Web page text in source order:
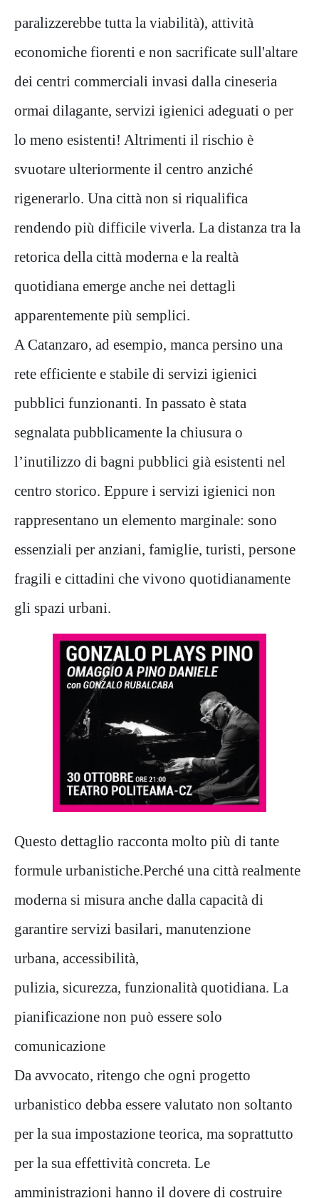
paralizzerebbe tutta la viabilità), attività
economiche fiorenti e non sacrificate sull'altare
dei centri commerciali invasi dalla cineseria
ormai dilagante, servizi igienici adeguati o per
lo meno esistenti! Altrimenti il rischio è
svuotare ulteriormente il centro anziché
rigenerarlo. Una città non si riqualifica
rendendo più difficile viverla. La distanza tra la
retorica della città moderna e la realtà
quotidiana emerge anche nei dettagli
apparentemente più semplici.
A Catanzaro, ad esempio, manca persino una
rete efficiente e stabile di servizi igienici
pubblici funzionanti. In passato è stata
segnalata pubblicamente la chiusura o
l’inutilizzo di bagni pubblici già esistenti nel
centro storico. Eppure i servizi igienici non
rappresentano un elemento marginale: sono
essenziali per anziani, famiglie, turisti, persone
fragili e cittadini che vivono quotidianamente
gli spazi urbani.
Questo dettaglio racconta molto più di tante
formule urbanistiche.Perché una città realmente
moderna si misura anche dalla capacità di
garantire servizi basilari, manutenzione
urbana, accessibilità,
pulizia, sicurezza, funzionalità quotidiana. La
pianificazione non può essere solo
comunicazione
Da avvocato, ritengo che ogni progetto
urbanistico debba essere valutato non soltanto
per la sua impostazione teorica, ma soprattutto
per la sua effettività concreta. Le
amministrazioni hanno il dovere di costruire